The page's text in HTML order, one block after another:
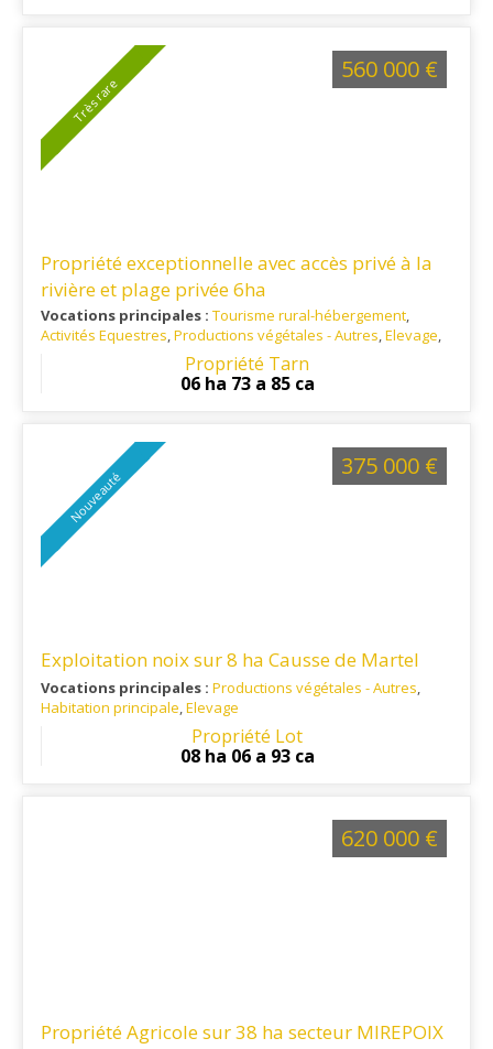
Très rare
Propriété exceptionnelle avec accès privé à la
rivière et plage privée 6ha
Vocations principales : Tourisme rural-hébergement,
Activités Equestres,Productions végétales - Autres,Elevage,
Patrimoine / Culture / Monuments historiques
,Forêt,Investisseur / Placement
: Toutes les commodités à 10 minutes sur St
Toulouse. Aéroport à Castres.
Propriété Tarn
06 ha 73 a 85 ca
560 000 €
Nouveauté
Exploitation noix sur 8 ha Causse de Martel
Vocations principales : Productions végétales - Autres,
Habitation principale,Elevage
: Nord du Lot Proche Corrèze
Propriété Lot
08 ha 06 a 93 ca
375 000 €
Propriété Agricole sur 38 ha secteur MIREPOIX
620 000 €